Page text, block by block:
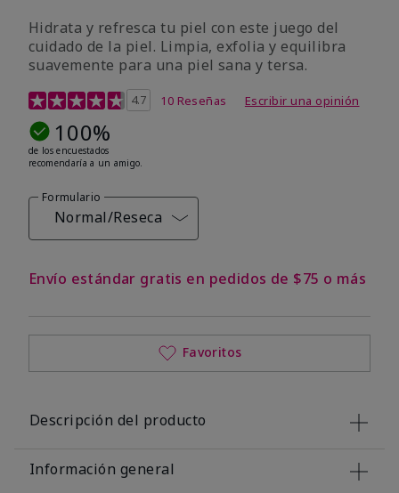
Hidrata y refresca tu piel con este juego del
cuidado de la piel. Limpia, exfolia y equilibra
suavemente para una piel sana y tersa.
Calificación de clientes de 5 de 5
4.7 10 Reseñas Escribir una opinión
100%
de los encuestados
recomendaría a un amigo.
Formulario
Normal/Reseca
Envío estándar gratis en pedidos de $75 o más
Favoritos
Descripción del producto
Información general